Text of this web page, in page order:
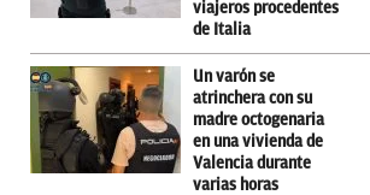
viajeros procedentes
de Italia
Un varón se
atrinchera con su
madre octogenaria
en una vivienda de
Valencia durante
varias horas